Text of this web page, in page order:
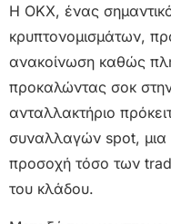
Η OKX, ένας
κρυπτονομισμάτων,
ανακοίνωση καθώς
προκαλώντας σοκ
ανταλλακτήριο
συναλλαγών spot,
προσοχή τόσο των
του κλάδου.